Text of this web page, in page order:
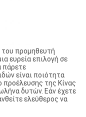
του προμηθευτή
ευρεία επιλογή σε
πάρετε
είναι ποιότητα
προέλευσης της Κίνας
δυτών. Εάν έχετε
ελεύθερος να